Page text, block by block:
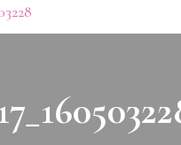
est vide.